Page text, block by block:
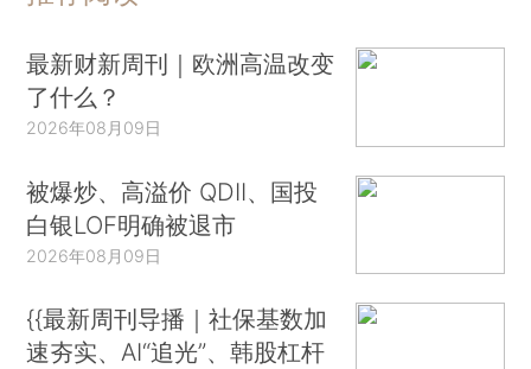
最新财新周刊｜欧洲高温改变
了什么？
2026年08月09日
被爆炒、高溢价 QDII、国投
白银LOF明确被退市
2026年08月09日
{{最新周刊导播｜社保基数加
速夯实、AI“追光”、韩股杠杆